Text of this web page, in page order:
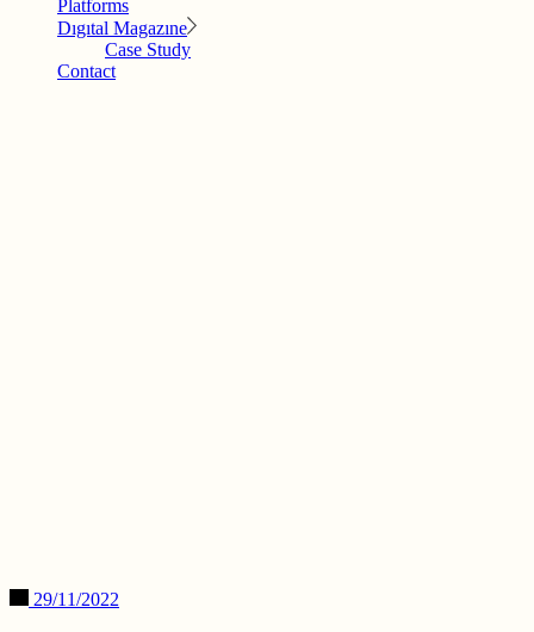
Platforms
Dıgıtal Magazıne
Case Study
Contact
29/11/2022